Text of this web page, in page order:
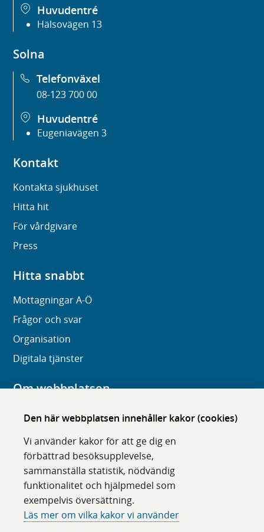
Den här webbplatsen innehåller kakor (cookies)
Vi använder kakor för att ge dig en
förbättrad besöksupplevelse,
sammanställa statistik, nödvändig
funktionalitet och hjälpmedel som
exempelvis översättning.
Läs mer om vilka kakor vi använder
Huvudentré
Hälsovägen 13
Solna
Telefonväxel
08-123 700 00
Huvudentré
Eugeniavägen 3
Kontakt
Kontakta sjukhuset
Hitta hit
För vårdgivare
Press
Hitta snabbt
Mottagningar A-Ö
Frågor och svar
Organisation
Digitala tjänster
Om webbplatsen
Om karolinska.se
Tillgänglighet
Om cookies
Följ oss i sociala medier